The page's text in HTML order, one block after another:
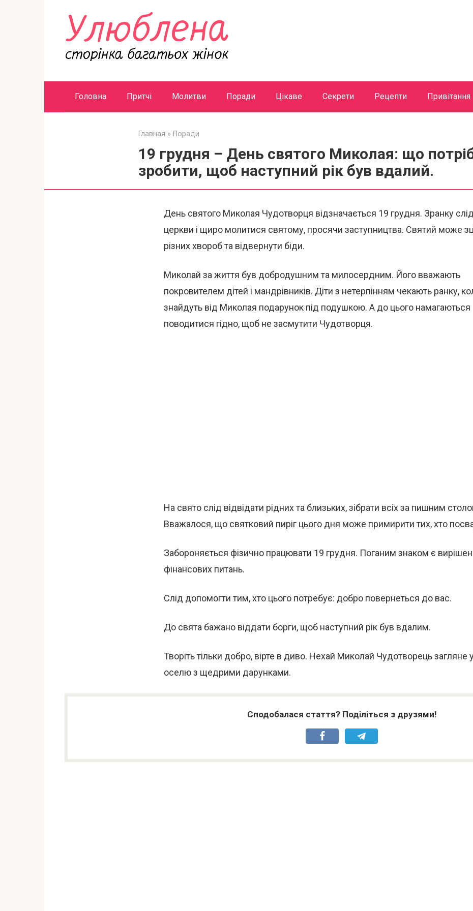
Головна Притчі Молитви Поради Цікаве Секрети Рецепти Привітання
Главная » Поради
19 грудня – День святого Миколая: що
зробити, щоб наступний рік був вдалий.
День святого Миколая Чудотворця відзначається 19 грудня. Зранку
церкви і щиро молитися святому, просячи заступництва. Святий може
різних хвороб та відвернути біди.
Миколай за життя був добродушним та милосердним. Його вважають
покровителем дітей і мандрівників. Діти з нетерпінням чекають ранку,
знайдуть від Миколая подарунок під подушкою. А до цього намагаються
поводитися гідно, щоб не засмутити Чудотворця.
На свято слід відвідати рідних та близьких, зібрати всіх за пишним
Вважалося, що святковий пиріг цього дня може примирити тих, хто
Забороняється фізично працювати 19 грудня. Поганим знаком є
фінансових питань.
Слід допомогти тим, хто цього потребує: добро повернеться до вас.
До свята бажано віддати борги, щоб наступний рік був вдалим.
Творіть тільки добро, вірте в диво. Нехай Миколай Чудотворець загляне
оселю з щедрими дарунками.
Сподобалася стаття? Поділіться з друзями!